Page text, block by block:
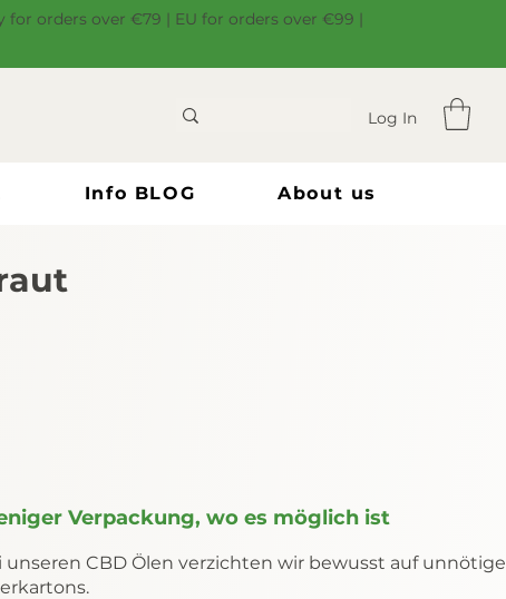
orders over €79 | EU for orders over €99 |
Log In
Info BLOG About us
Verpackung, wo es möglich ist
unseren CBD Ölen verzichten wir bewusst auf unnötige